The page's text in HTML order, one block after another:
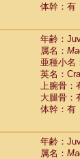
体幹：有
年齢：
属名：
亜種小名
英名：
上腕骨：
大腿骨：
体幹：有
年齢：
属名：